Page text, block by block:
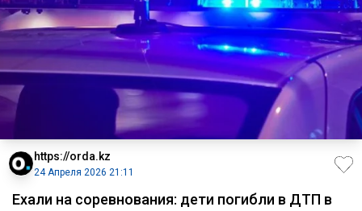
https://orda.kz
24 Апреля 2026 21:11
Ехали на соревнования: дети погибли в ДТП в